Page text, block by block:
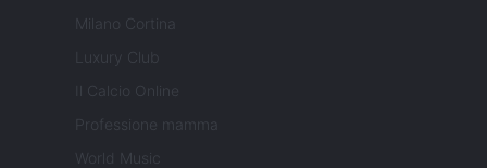
Milano Cortina
Luxury Club
Il Calcio Online
Professione mamma
World Music